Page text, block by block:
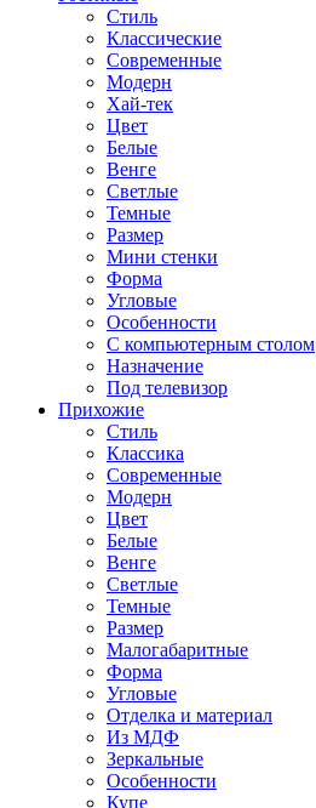
Стиль
Классические
Современные
Модерн
Хай-тек
Цвет
Белые
Венге
Светлые
Темные
Размер
Мини стенки
Форма
Угловые
Особенности
С компьютерным столом
Назначение
Под телевизор
Прихожие
Стиль
Классика
Современные
Модерн
Цвет
Белые
Венге
Светлые
Темные
Размер
Малогабаритные
Форма
Угловые
Отделка и материал
Из МДФ
Зеркальные
Особенности
Купе